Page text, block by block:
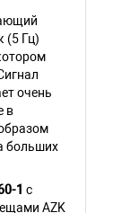
(5 Гц)
очень
в
больших
1 с
AZK